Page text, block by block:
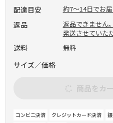
配達目安 約7～14日でお届
返品
返品できません
発送させていた
送料 無料
サイズ／価格
商品をカ
コンビニ決済 クレジットカード決済